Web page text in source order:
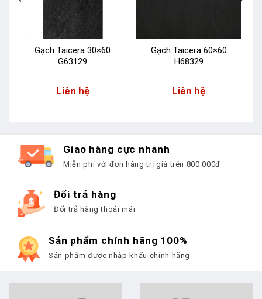
Gạch Taicera 30×60
G63129
Liên hệ
Gạch Taicera 60×60
H68329
Liên hệ
Giao hàng cực nhanh
Miễn phí với đơn hàng trị giá trên 800.000đ
Đổi trả hàng
Đổi trả hàng thoải mái
Sản phẩm chính hãng 100%
Sản phẩm được nhập khẩu chính hãng